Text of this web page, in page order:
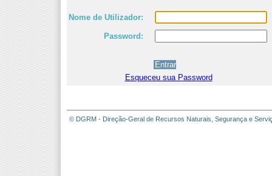
Nome de Utilizador:
Password:
Esqueceu sua Password
© DGRM - Direção-Geral de Recursos Naturais, Segurança e